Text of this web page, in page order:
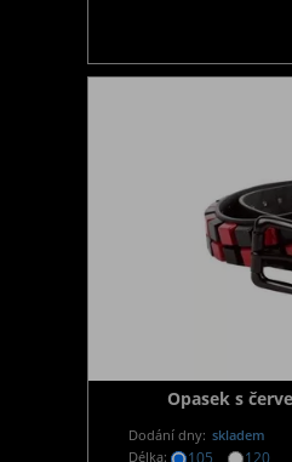
Opasek s
Dodání dny: skladem
Délka:
105 120